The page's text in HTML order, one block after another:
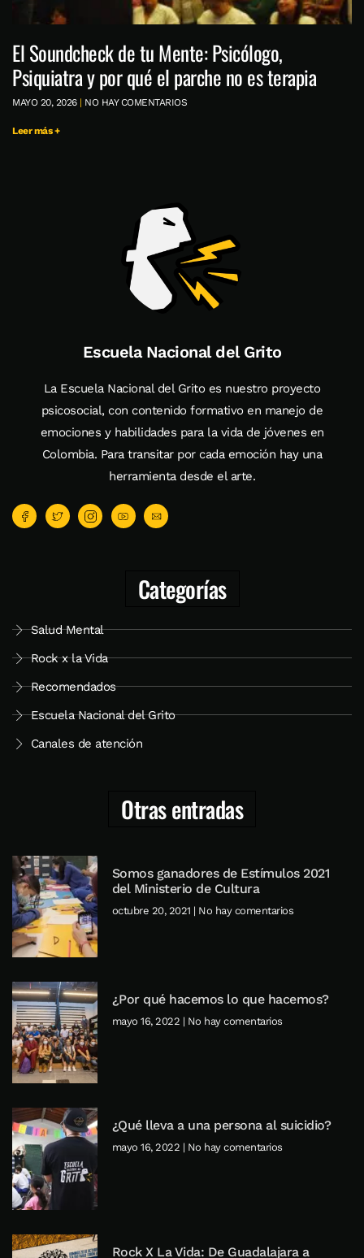
El Soundcheck de tu Mente: Psicólogo,
Psiquiatra y por qué el parche no es terapia
MAYO 20, 2026 NO HAY COMENTARIOS
Leer más +
Escuela Nacional del Grito
La Escuela Nacional del Grito es nuestro proyecto
psicosocial, con contenido formativo en manejo de
emociones y habilidades para la vida de jóvenes en
Colombia. Para transitar por cada emoción hay una
herramienta desde el arte.
Categorías
Salud Mental
Rock x la Vida
Recomendados
Escuela Nacional del Grito
Canales de atención
Otras entradas
Somos ganadores de Estímulos 2021
del Ministerio de Cultura
octubre 20, 2021 No hay comentarios
¿Por qué hacemos lo que hacemos?
mayo 16, 2022 No hay comentarios
¿Qué lleva a una persona al suicidio?
mayo 16, 2022 No hay comentarios
Rock X La Vida: De Guadalajara a